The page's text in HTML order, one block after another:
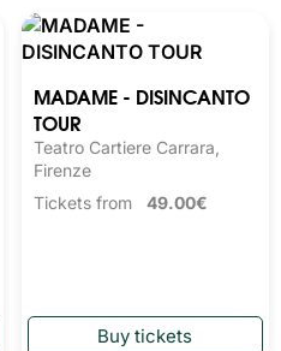
MADAME - DISINCANTO
TOUR